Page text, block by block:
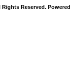
Rights Reserved.